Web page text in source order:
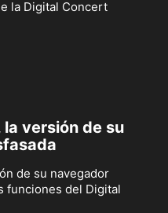
la Digital Concert
versión de su
de su navegador
funciones del Digital